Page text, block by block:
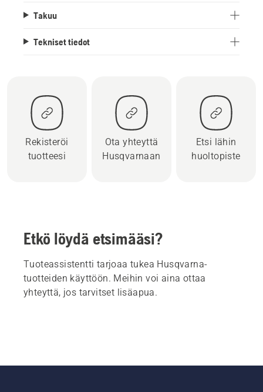
Takuu
Tekniset tiedot
Rekisteröi
tuotteesi
Ota yhteyttä
Husqvarnaan
Etsi lähin
huoltopiste
Etkö löydä etsimääsi?
Tuoteassistentti tarjoaa tukea Husqvarna-
tuotteiden käyttöön. Meihin voi aina ottaa
yhteyttä, jos tarvitset lisäapua.